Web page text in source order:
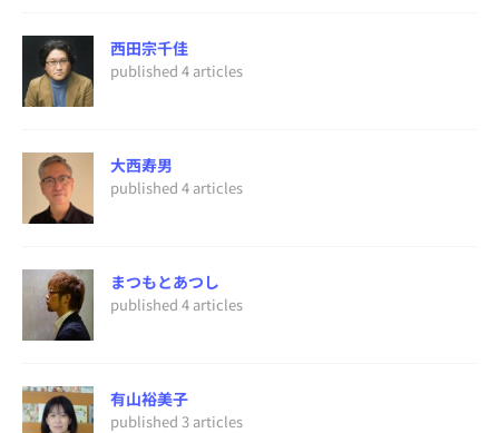
西田宗千佳
published 4 articles
大西寿男
published 4 articles
まつもとあつし
published 4 articles
有山裕美子
published 3 articles